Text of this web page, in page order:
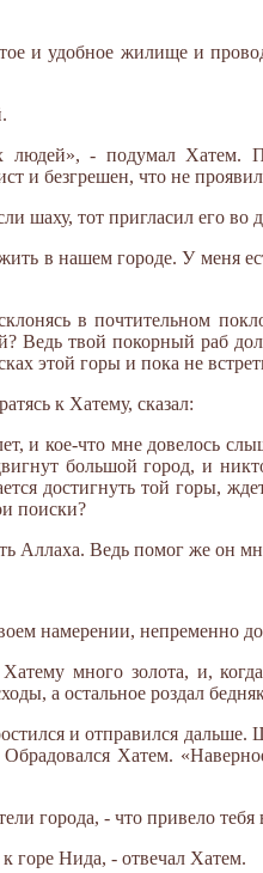
и удобное жилище и
людей», - подумал
и безгрешен, что не
шаху, тот пригласил его во
в нашем городе. У меня
в почтительном
Ведь твой покорный раб
этой горы и пока не
к Хатему, сказал:
и кое-что мне довелось
большой город, и
достигнуть той горы,
поиски?
Аллаха. Ведь помог же он
намерении, непременно
много золота, и,
а остальное роздал
и отправился
Хатем.
города, - что привело
горе Нида, - отвечал Хатем.